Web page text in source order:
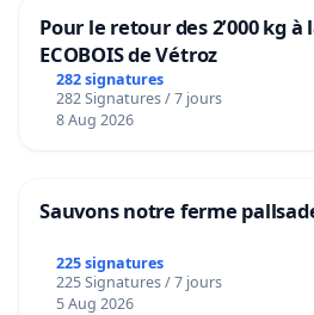
Pour le retour des 2’000 kg
ECOBOIS de Vétroz
282 signatures
282 Signatures / 7 jours
8 Aug 2026
Sauvons notre ferme
225 signatures
225 Signatures / 7 jours
5 Aug 2026